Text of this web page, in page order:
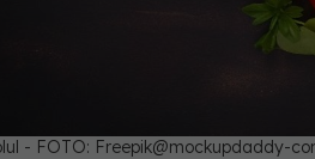
- FOTO: Freepik@mockupdaddy-